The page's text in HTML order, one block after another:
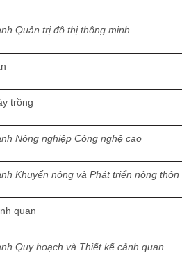
Quản trị đô thị thông minh
trồng
Nông nghiệp Công nghệ cao
Khuyến nông và Phát triển nông thôn
quan
Quy hoạch và Thiết kế cảnh quan